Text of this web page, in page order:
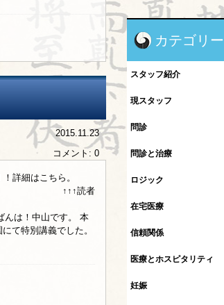
2015.11.23
コメント: 0
詳細はこちら。
↑↑↑ ↑↑↑読者
んは！中山です。 本
て特別講義でした。
カテゴリー
スタッフ紹介
現スタッフ
問診
問診と治療
ロジック
在宅医療
信頼関係
医療とホスピタリティ
妊娠